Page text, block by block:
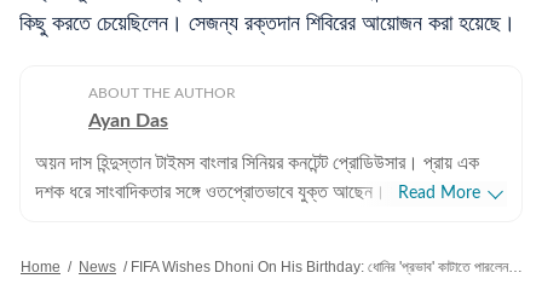
কিছু করতে চেয়েছিলেন। সেজন্য রক্তদান শিবিরের আয়োজন করা হয়েছে।
ABOUT THE AUTHOR
Ayan Das
অয়ন দাস হিন্দুস্তান টাইমস বাংলার সিনিয়র কনটেন্ট প্রোডিউসার। প্রায় এক
দশক ধরে সাংবাদিকতার সঙ্গে ওতপ্রোতভাবে যুক্ত আছেন। সাংবাদিক হিসেবে
মেট্রো, আবহাওয়া, খেলাধুলোর প্রতি বিশেষ আগ্রহ রয়েছে। নিয়মিত সেইসব
Read More
Home / News / FIFA Wishes Dhoni On His Birthday: ধোনির 'প্রভাব' কাটাতে পারলেন না মেসি, এমবাপে, হালান্ডরাও!